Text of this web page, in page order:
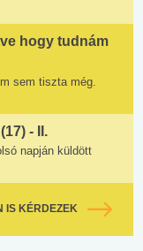
hogy tudnám
sem tiszta még.
- II.
napján küldött
IS KÉRDEZEK